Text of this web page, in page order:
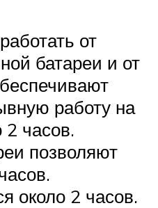
от
батареи и от
работу на
2 часов.
позволяют
около 2 часов.